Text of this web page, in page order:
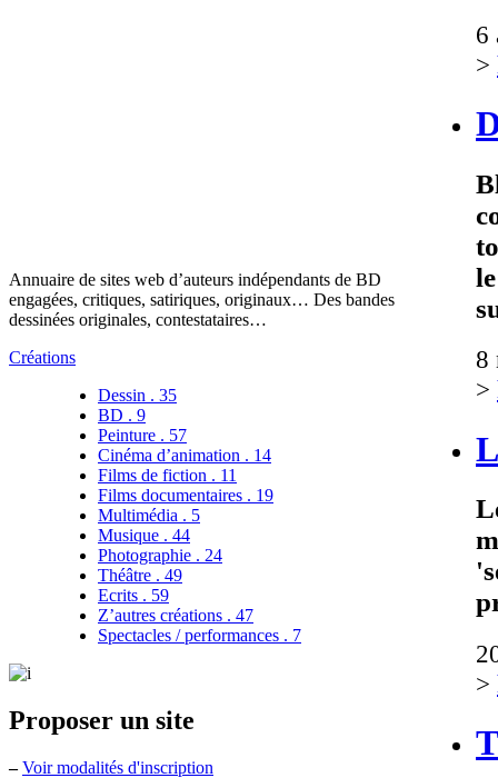
Annuaire de sites web d’auteurs indépendants de BD
engagées, critiques, satiriques, originaux… Des bandes
dessinées originales, contestataires…
Créations
Dessin . 35
BD . 9
Peinture . 57
Cinéma d’animation . 14
Films de fiction . 11
Films documentaires . 19
Multimédia . 5
Musique . 44
Photographie . 24
Théâtre . 49
Ecrits . 59
Z’autres créations . 47
Spectacles / performances . 7
Proposer un site
– Voir modalités d'inscription
6
>
8
>
>